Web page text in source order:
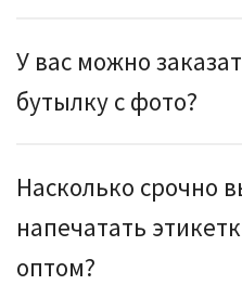
У вас можно
бутылку с фото?
Насколько срочно
напечатать
оптом?